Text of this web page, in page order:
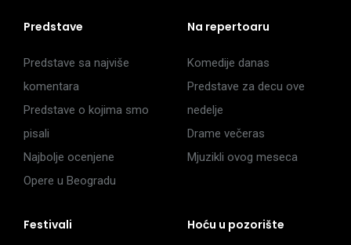
Predstave
Predstave sa najviše
komentara
Predstave o kojima smo
pisali
Najbolje ocenjene
Opere u Beogradu
Na repertoaru
Komedije danas
Predstave za decu ove
nedelje
Drame večeras
Mjuzikli ovog meseca
Festivali Hoću u pozorište